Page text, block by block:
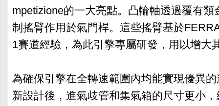
mpetizione的一大亮點。凸輪軸透過覆有類
制搖臂作用於氣門桿。這些搖臂基於
1賽道經驗，為此引擎專屬研發，用以增大
為確保引擎在全轉速範圍內均能實現優異
新設計後，進氣歧管和集氣箱的尺寸更小